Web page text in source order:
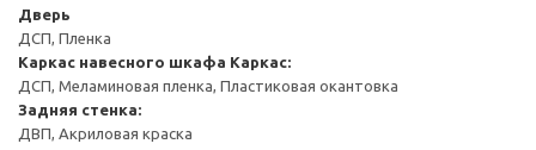
Дверь
ДСП, Пленка
Каркас навесного шкафа Каркас:
ДСП, Меламиновая пленка, Пластиковая окантовка
Задняя стенка:
ДВП, Акриловая краска